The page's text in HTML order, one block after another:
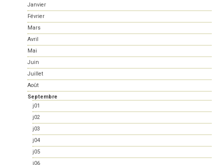
Janvier
Février
Mars
Avril
Mai
Juin
Juillet
Août
Septembre
j01
j02
j03
j04
j05
j06